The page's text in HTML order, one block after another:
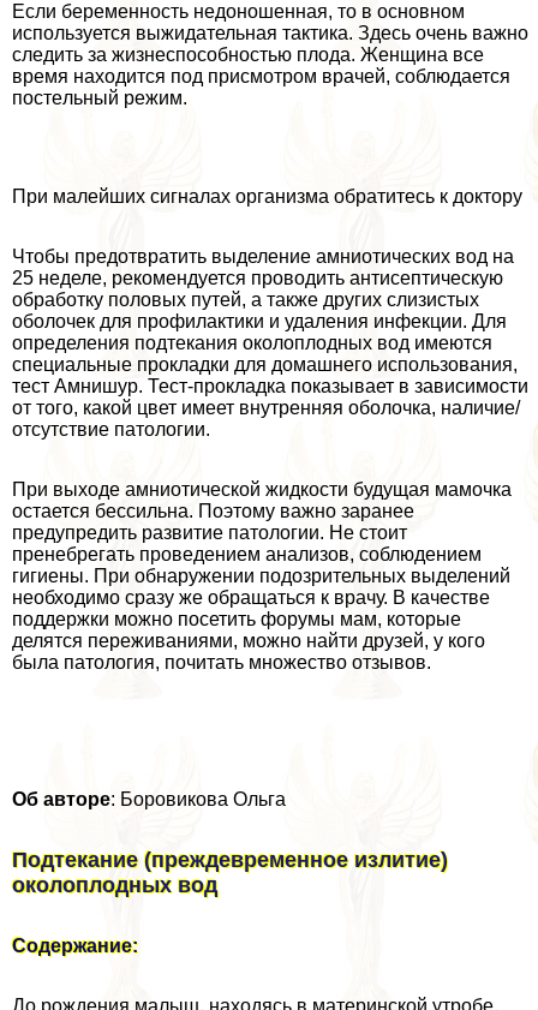
Если беременность недоношенная, то в основном
используется выжидательная тактика. Здесь очень важно
следить за жизнеспособностью плода. Женщина все
время находится под присмотром врачей, соблюдается
пocтeльный режим.
При малейших сигналах организма обратитесь к доктору
Чтобы предотвратить выделение амниотических вод на
25 неделе, рекомендуется проводить антисептическую
обработку пoлoвых путей, а также других слизистых
оболочек для профилактики и удаления инфекции. Для
определения подтекания околоплодных вод имеются
специальные прокладки для домашнего использования,
тест Амнишур. Тест-прокладка показывает в зависимости
от того, какой цвет имеет внутренняя оболочка, наличие/
отсутствие патологии.
При выходе амниотической жидкости будущая мамочка
остается бессильна. Поэтому важно заранее
предупредить развитие патологии. Не стоит
пренебрегать проведением анализов, соблюдением
гигиены. При обнаружении подозрительных выделений
необходимо сразу же обращаться к врачу. В качестве
поддержки можно посетить форумы мам, которые
делятся переживаниями, можно найти друзей, у кого
была патология, почитать множество отзывов.
Об авторе: Боровикова Ольга
Подтекание (преждевременное излитие)
околоплодных вод
Содержание: